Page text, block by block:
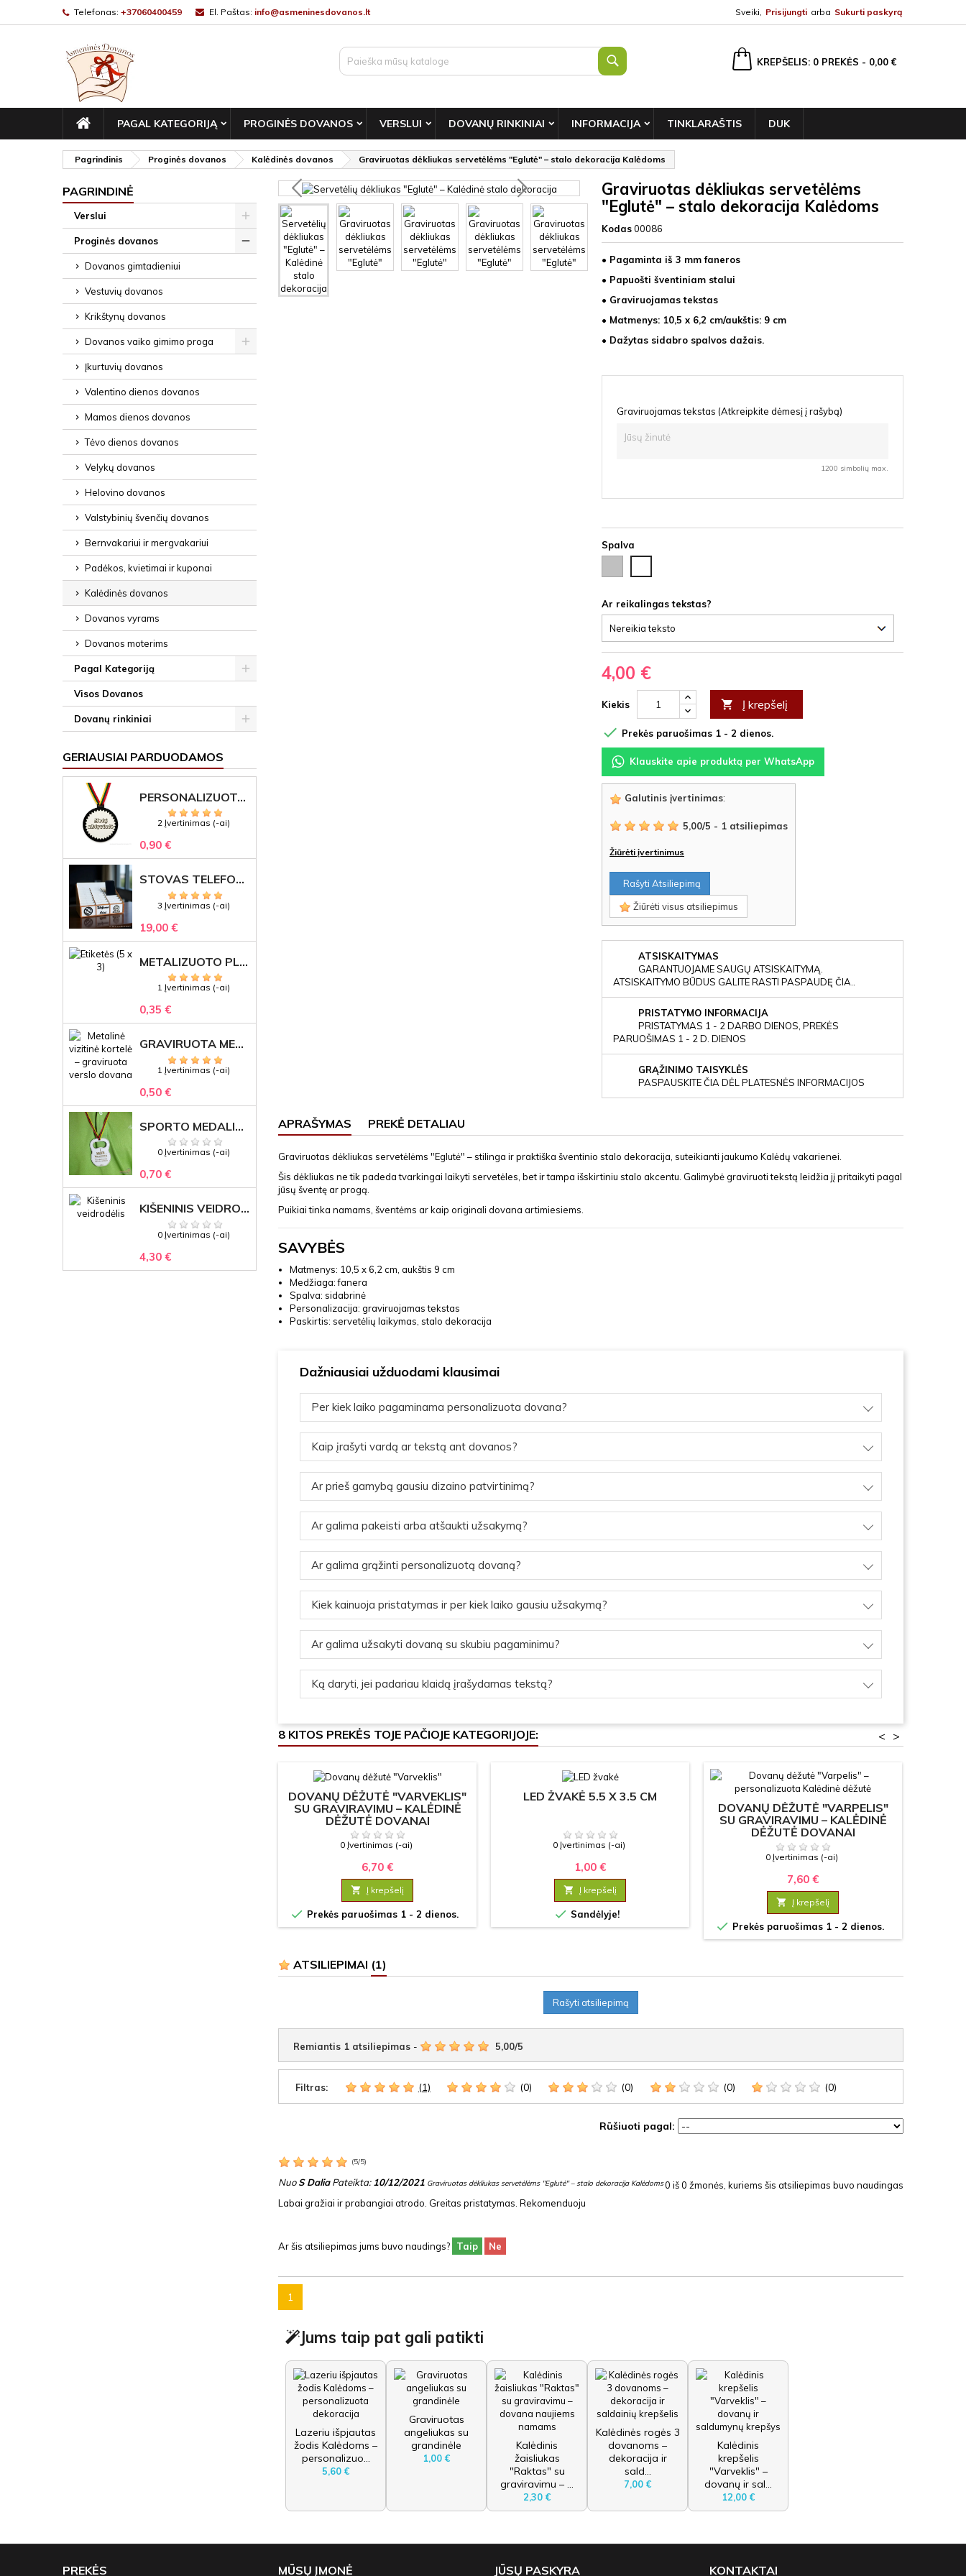
Telefonas: +37060400459 El. Paštas: info@asmeninesdovanos.lt Sveiki, Prisijungti arba Sukurti paskyrą
KREPŠELIS 0 PREKĖS - 0,00 €
PAGRINDINIS
PAGAL KATEGORIJĄ PROGINĖS DOVANOS VERSLUI DOVANŲ RINKINIAI INFORMACIJA TINKLARAŠTIS DUK
Pagrindinis Proginės dovanos Kalėdinės dovanos Graviruotas dėkliukas servetėlėms "Eglutė" – stalo dekoracija Kalėdoms
PAGRINDINĖ
Verslui
Proginės dovanos
Dovanos gimtadieniui
Vestuvių dovanos
Krikštynų dovanos
Dovanos vaiko gimimo proga
Įkurtuvių dovanos
Valentino dienos dovanos
Mamos dienos dovanos
Tėvo dienos dovanos
Velykų dovanos
Helovino dovanos
Valstybinių švenčių dovanos
Bernvakariui ir mergvakariui
Padėkos, kvietimai ir kuponai
Kalėdinės dovanos
Dovanos vyrams
Dovanos moterims
Pagal Kategoriją
Visos Dovanos
Dovanų rinkiniai
GERIAUSIAI PARDUODAMOS
PERSONALIZUOTAS MEDALIS "1" SU GRAVIRUOTU TEKSTU
2 Įvertinimas (-ai)
0,90 €
STOVAS TELEFONAMS KLASEI (27 VIETOS) – GRAVIRUOJAMAS ORGANIZATORIUS
3 Įvertinimas (-ai)
19,00 €
METALIZUOTO PLASTIKO ETIKETĖS SU GRAVIRUOTU TEKSTU -LOGOTIPU
1 Įvertinimas (-ai)
0,35 €
GRAVIRUOTA METALINĖ VIZITINĖ KORTELĖ SU LOGOTIPU – REPREZENTACINĖ VERSLO DOVANA
1 Įvertinimas (-ai)
0,50 €
SPORTO MEDALIS "STIPRUOLIS" SU GRAVIRUOTU TEKSTU
0 Įvertinimas (-ai)
0,70 €
KIŠENINIS VEIDRODĖLIS
0 Įvertinimas (-ai)
4,30 €
Graviruotas dėkliukas servetėlėms
"Eglutė" – stalo dekoracija Kalėdoms
Kodas00086
• Pagaminta iš 3 mm faneros
• Papuošti šventiniam stalui
• Graviruojamas tekstas
• Matmenys: 10,5 x 6,2 cm/aukštis: 9 cm
• Dažytas sidabro spalvos dažais.
Graviruojamas tekstas (Atkreipkite dėmesį į rašybą)
1200 simbolių max.
Spalva
HDF
Ar reikalingas tekstas?
4,00 €
Kiekis  Į krepšelį
 Prekės paruošimas 1 - 2 dienos.
Klauskite apie produktą per WhatsApp
Galutinis įvertinimas:
5,00/5 - 1 atsiliepimas
Žiūrėti įvertinimus
Rašyti Atsiliepimą
Žiūrėti visus atsiliepimus
ATSISKAITYMAS
GARANTUOJAME SAUGŲ ATSISKAITYMĄ.
ATSISKAITYMO BŪDUS GALITE RASTI PASPAUDĘ ČIA..
PRISTATYMO INFORMACIJA
PRISTATYMAS 1 - 2 DARBO DIENOS, PREKĖS
PARUOŠIMAS 1 - 2 D. DIENOS
GRĄŽINIMO TAISYKLĖS
PASPAUSKITE ČIA DĖL PLATESNĖS INFORMACIJOS
APRAŠYMAS PREKĖ DETALIAU
Graviruotas dėkliukas servetėlėms "Eglutė" – stilinga ir praktiška šventinio stalo dekoracija, suteikianti jaukumo Kalėdų vakarienei.
Šis dėkliukas ne tik padeda tvarkingai laikyti servetėles, bet ir tampa išskirtiniu stalo akcentu. Galimybė graviruoti tekstą leidžia jį pritaikyti pagal
jūsų šventę ar progą.
Puikiai tinka namams, šventėms ar kaip originali dovana artimiesiems.
SAVYBĖS
Matmenys: 10,5 x 6,2 cm, aukštis 9 cm
Medžiaga: fanera
Spalva: sidabrinė
Personalizacija: graviruojamas tekstas
Paskirtis: servetėlių laikymas, stalo dekoracija
Dažniausiai užduodami klausimai
Per kiek laiko pagaminama personalizuota dovana?
Kaip įrašyti vardą ar tekstą ant dovanos?
Ar prieš gamybą gausiu dizaino patvirtinimą?
Ar galima pakeisti arba atšaukti užsakymą?
Ar galima grąžinti personalizuotą dovaną?
Kiek kainuoja pristatymas ir per kiek laiko gausiu užsakymą?
Ar galima užsakyti dovaną su skubiu pagaminimu?
Ką daryti, jei padariau klaidą įrašydamas tekstą?
8 KITOS PREKĖS TOJE PAČIOJE KATEGORIJOJE: >
<
DOVANŲ DĖŽUTĖ "VARVEKLIS"
SU GRAVIRAVIMU – KALĖDINĖ
DĖŽUTĖ DOVANAI
0 Įvertinimas (-ai)
6,70 €
 Į krepšelį
 Prekės paruošimas 1 - 2 dienos.
LED ŽVAKĖ 5.5 X 3.5 CM
0 Įvertinimas (-ai)
1,00 €
 Į krepšelį
 Sandėlyje!
DOVANŲ DĖŽUTĖ "VARPELIS"
SU GRAVIRAVIMU – KALĖDINĖ
DĖŽUTĖ DOVANAI
0 Įvertinimas (-ai)
7,60 €
 Į krepšelį
 Prekės paruošimas 1 - 2 dienos.
ATSILIEPIMAI (1)
Rašyti atsiliepimą
Remiantis 1 atsiliepimas - 5,00/5
Filtras: (1) (0) (0) (0) (0)
Rūšiuoti pagal:
(5/5)
NuoS DaliaPateikta: 10/12/2021 Graviruotas dėkliukas servetėlėms "Eglutė" – stalo dekoracija Kalėdoms0 iš0 žmonės, kuriems šis atsiliepimas buvo naudingas
Labai gražiai ir prabangiai atrodo. Greitas pristatymas. Rekomenduoju
Ar šis atsiliepimas jums buvo naudings? Taip Ne
1
Jums taip pat gali patikti
Lazeriu išpjautas
žodis Kalėdoms –
personalizuo...
5,60 €
Graviruotas
angeliukas su
grandinėle
1,00 €
Kalėdinis
žaisliukas
"Raktas" su
graviravimu – ...
2,30 €
Kalėdinės rogės 3
dovanoms –
dekoracija ir
sald...
7,00 €
Kalėdinis
krepšelis
"Varveklis" –
dovanų ir sal...
12,00 €
PREKĖS MŪSŲ ĮMONĖ JŪSŲ PASKYRA KONTAKTAI